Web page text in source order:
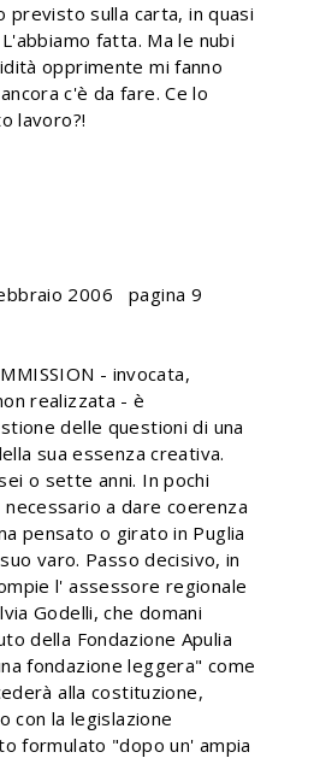
previsto sulla carta, in quasi
fatta. Ma le nubi
opprimente mi fanno
c'è da fare. Ce lo
lavoro?!
2006 pagina 9
- invocata,
realizzata - è
delle questioni di una
sua essenza creativa.
o sette anni. In pochi
a dare coerenza
pensato o girato in Puglia
varo. Passo decisivo, in
l' assessore regionale
Godelli, che domani
della Fondazione Apulia
fondazione leggera" come
alla costituzione,
con la legislazione
formulato "dopo un' ampia